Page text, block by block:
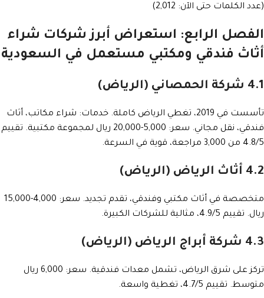
(عدد الكلمات حتى الآن: 2,012)
الفصل الرابع: استعراض أبرز شركات شراء
أثاث فندقي ومكتبي مستعمل في السعودية
4.1 شركة الحمصاني (الرياض)
تأسست في 2019، تغطي الرياض كاملة. خدمات: شراء مكاتب، أثاث
فندقي، نقل مجاني. سعر: 5,000-20,000 ريال لمجموعة مكتبية. تقييم
4.8/5 من 3,000 مراجعة، قوية في السرعة.
4.2 أثاث الرياض (الرياض)
متخصصة في أثاث مكتبي وفندقي، تقدم تجديد. سعر: 4,000-15,000
ريال. تقييم 4.9/5، مثالية للشركات الكبيرة.
4.3 شركة أبراج الرياض (الرياض)
تركز على شرق الرياض، تشمل معدات فندقية. سعر: 6,000 ريال
متوسط. تقييم 4.7/5، تغطية واسعة.